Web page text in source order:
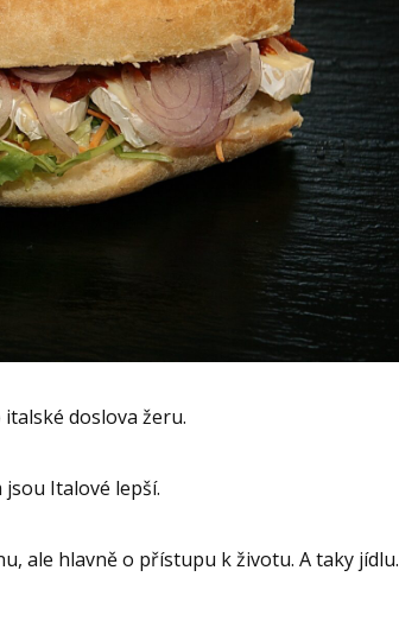
doslova žeru.
jsou Italové lepší.
ale hlavně o přístupu k životu. A taky jídlu.